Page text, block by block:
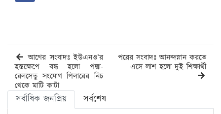
আগের সংবাদঃ ইউএনও’র
হস্তক্ষেপে বন্ধ হলো পদ্মা-
রেলসেতু সংযোগ পিলারের নিচ
থেকে মাটি কাটা
পরের সংবাদঃ আনন্দস্নান করতে
এসে লাশ হলো দুই শিক্ষার্থী
সর্বাধিক জনপ্রিয়
সর্বশেষ